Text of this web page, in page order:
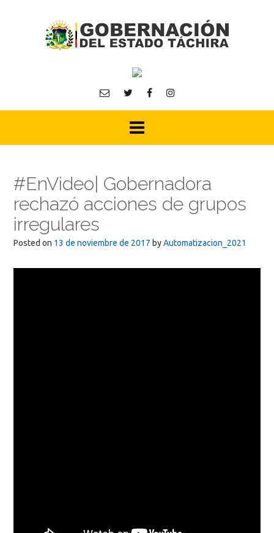
#‎EnVideo‬| Gobernadora
rechazó acciones de grupos
irregulares
Posted on 13 de noviembre de 2017 byAutomatizacion_2021